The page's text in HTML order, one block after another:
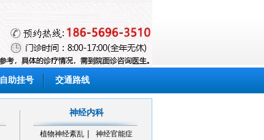
自助挂号 交通路线
神经内科
植物神经紊乱
神经官能症